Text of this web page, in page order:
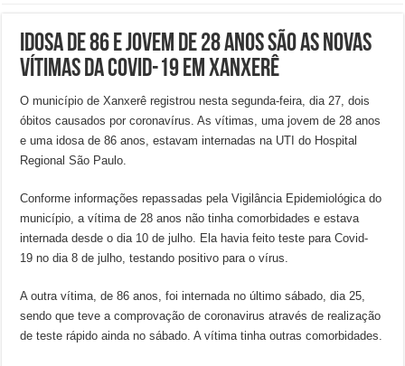
Idosa de 86 e jovem de 28 anos são as novas
vítimas da Covid-19 em Xanxerê
O município de Xanxerê registrou nesta segunda-feira, dia 27, dois
óbitos causados por coronavírus. As vítimas, uma jovem de 28 anos
e uma idosa de 86 anos, estavam internadas na UTI do Hospital
Regional São Paulo.
Conforme informações repassadas pela Vigilância Epidemiológica do
município, a vítima de 28 anos não tinha comorbidades e estava
internada desde o dia 10 de julho. Ela havia feito teste para Covid-
19 no dia 8 de julho, testando positivo para o vírus.
A outra vítima, de 86 anos, foi internada no último sábado, dia 25,
sendo que teve a comprovação de coronavirus através de realização
de teste rápido ainda no sábado. A vítima tinha outras comorbidades.